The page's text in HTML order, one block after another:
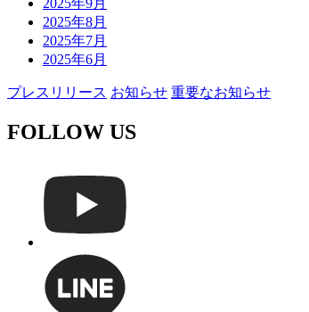
2025年9月
2025年8月
2025年7月
2025年6月
プレスリリース お知らせ 重要なお知らせ
FOLLOW US